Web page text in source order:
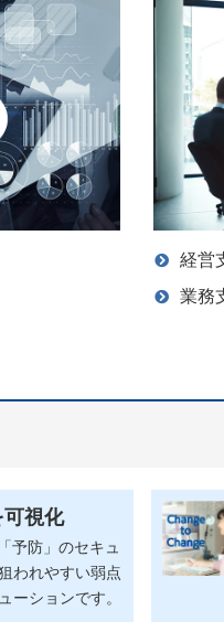
経営
業務
可視化
予防」のセキュ
われやすい弱点
ーションです。